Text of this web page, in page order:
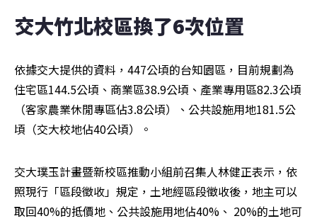
交大竹北校區換了6次位置
依據交大提供的資料，447公頃的台知園區，目前規劃為
住宅區144.5公頃、商業區38.9公頃、產業專用區82.3公頃
（客家農業休閒專區佔3.8公頃）、公共設施用地181.5公
頃（交大校地佔40公頃）。
交大璞玉計畫暨新校區推動小組前召集人林健正表示，依
照現行「區段徵收」規定，土地經區段徵收後，地主可以
取回40%的抵價地、公共設施用地佔40%、 20%的土地可